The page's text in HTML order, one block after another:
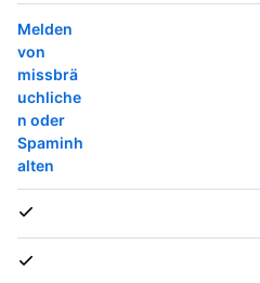
Melden
von
missbrä
uchliche
n oder
Spaminh
alten